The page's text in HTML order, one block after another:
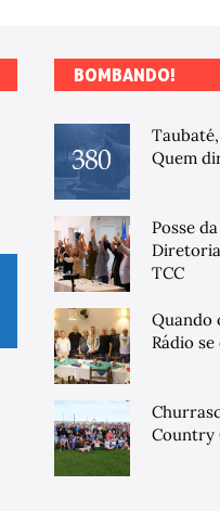
BOMBANDO!
Quem
Posse
TCC
Quando
Rádio
Country